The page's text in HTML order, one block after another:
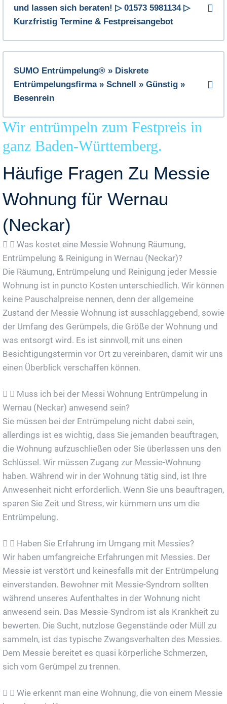
und lassen sich beraten! ▷ 01573 5981134 ▷
Kurzfristig Termine & Festpreisangebot
SUMO Entrümpelung® » Diskrete
Entrümpelungsfirma » Schnell » Günstig »
Besenrein
Wir entrümpeln zum Festpreis in
ganz Baden-Württemberg.
Häufige Fragen Zu Messie
Wohnung für Wernau
(Neckar)
Was kostet eine Messie Wohnung Räumung,
Entrümpelung & Reinigung in Wernau (Neckar)?
Die Räumung, Entrümpelung und Reinigung jeder Messie
Wohnung ist in puncto Kosten unterschiedlich. Wir können
keine Pauschalpreise nennen, denn der allgemeine
Zustand der Messie Wohnung ist ausschlaggebend, sowie
der Umfang des Gerümpels, die Größe der Wohnung und
was entsorgt wird. Es ist sinnvoll, mit uns einen
Besichtigungstermin vor Ort zu vereinbaren, damit wir uns
einen Überblick verschaffen können.
Muss ich bei der Messi Wohnung Entrümpelung in
Wernau (Neckar) anwesend sein?
Sie müssen bei der Entrümpelung nicht dabei sein,
allerdings ist es wichtig, dass Sie jemanden beauftragen,
die Wohnung aufzuschließen oder Sie überlassen uns den
Schlüssel. Wir müssen Zugang zur Messie-Wohnung
haben. Während wir in der Wohnung tätig sind, ist Ihre
Anwesenheit nicht erforderlich. Wenn Sie uns beauftragen,
sparen Sie Zeit und Stress, wir kümmern uns um die
Entrümpelung.
Haben Sie Erfahrung im Umgang mit Messies?
Wir haben umfangreiche Erfahrungen mit Messies. Der
Messie ist verstört und keinesfalls mit der Entrümpelung
einverstanden. Bewohner mit Messie-Syndrom sollten
während unseres Aufenthaltes in der Wohnung nicht
anwesend sein. Das Messie-Syndrom ist als Krankheit zu
bewerten. Die Sucht, nutzlose Gegenstände oder Müll zu
sammeln, ist das typische Zwangsverhalten des Messies.
Dem Messie bereitet es quasi körperliche Schmerzen,
sich vom Gerümpel zu trennen.
Wie erkennt man eine Wohnung, die von einem Messie